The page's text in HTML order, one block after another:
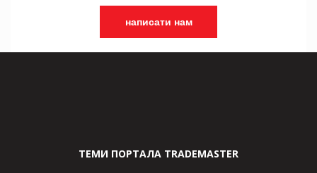
написати нам
ТЕМИ ПОРТАЛА TRADEMASTER